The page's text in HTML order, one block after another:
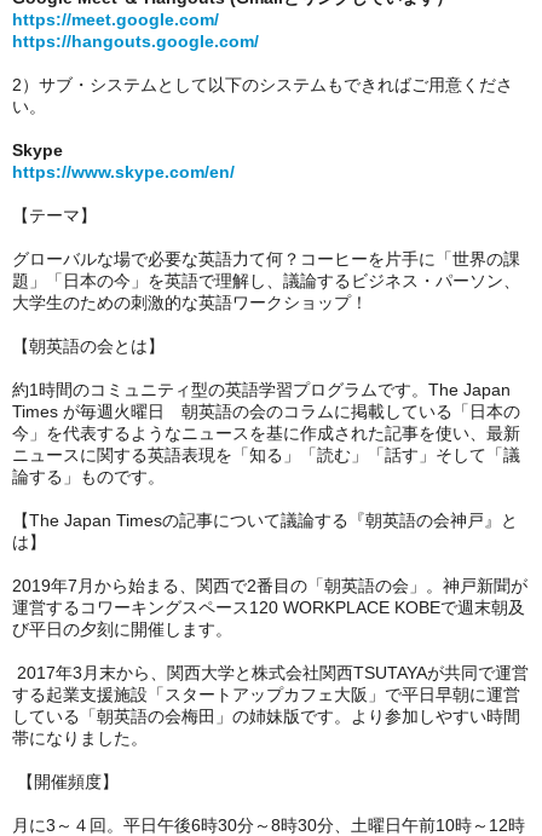
https://meet.google.com/
https://hangouts.google.com/
2）サブ・システムとして以下のシステムもできればご用意くださ
い。
Skype
https://www.skype.com/en/
【テーマ】
グローバルな場で必要な英語力て何？コーヒーを片手に「世界の課
題」「日本の今」を英語で理解し、議論するビジネス・パーソン、
大学生のための刺激的な英語ワークショップ！
【朝英語の会とは】
約1時間のコミュニティ型の英語学習プログラムです。The Japan
Times が毎週火曜日 朝英語の会のコラムに掲載している「日本の
今」を代表するようなニュースを基に作成された記事を使い、最新
ニュースに関する英語表現を「知る」「読む」「話す」そして「議
論する」ものです。
【The Japan Timesの記事について議論する『朝英語の会神戸』と
は】
2019年7月から始まる、関西で2番目の「朝英語の会」。神戸新聞が
運営するコワーキングスペース120 WORKPLACE KOBEで週末朝及
び平日の夕刻に開催します。
2017年3月末から、関西大学と株式会社関西TSUTAYAが共同で運営
する起業支援施設「スタートアップカフェ大阪」で平日早朝に運営
している「朝英語の会梅田」の姉妹版です。より参加しやすい時間
帯になりました。
【開催頻度】
月に3～４回。平日午後6時30分～8時30分、土曜日午前10時～12時